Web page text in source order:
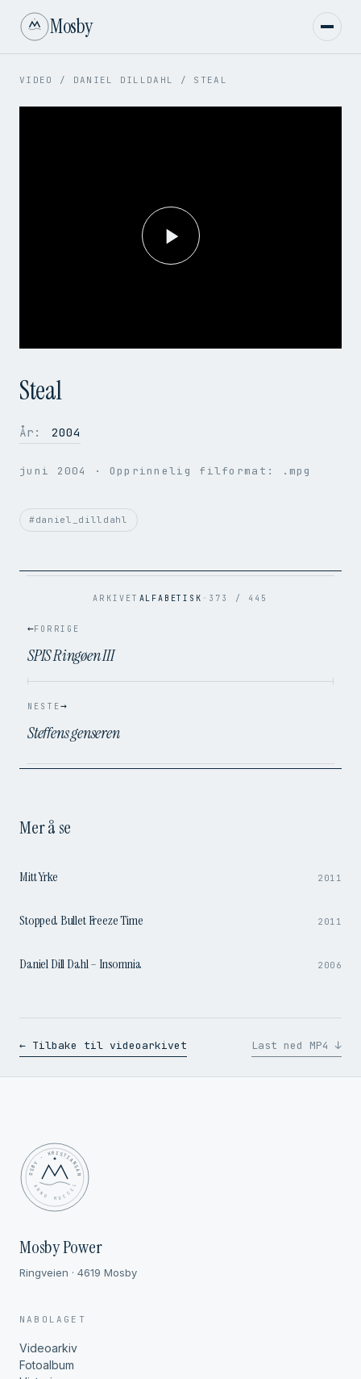
Mosby
VIDEO / DANIEL DILLDAHL / STEAL
Play
352 × 288
LYDKODEK
BITRATE
OPPRINNELIG .mpg → .mp4
Steal
År: 2004
juni 2004 · Opprinnelig filformat: .mpg
#daniel_dilldahl
ARKIVET ALFABETISK · 373 / 445
←FORRIGE
SPIS Ringøen III
NESTE→
Steffens genseren
Mer å se
Mitt Yrke 2011
0:51
Stopped Bullet Freeze Time 2011
4:09
Daniel Dill Dahl – Insomnia 2006
← Tilbake til videoarkivet Last ned MP4 ↓
MOSBY · KRISTIANSAND
✦ ANNO MDCCCL ✦
Mosby Power
Ringveien · 4619 Mosby
NABOLAGET
Videoarkiv
Fotoalbum